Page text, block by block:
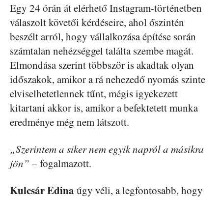
Egy 24 órán át elérhető Instagram-történetben
válaszolt követői kérdéseire, ahol őszintén
beszélt arról, hogy vállalkozása építése során
számtalan nehézséggel találta szembe magát.
Elmondása szerint többször is akadtak olyan
időszakok, amikor a rá nehezedő nyomás szinte
elviselhetetlennek tűnt, mégis igyekezett
kitartani akkor is, amikor a befektetett munka
eredménye még nem látszott.
„Szerintem a siker nem egyik napról a másikra
jön” – fogalmazott.
Kulcsár Edina úgy véli, a legfontosabb, hogy